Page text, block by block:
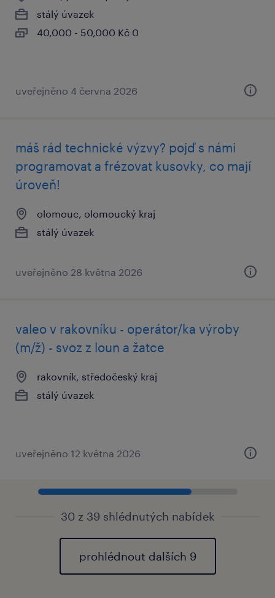
stálý úvazek
40,000 - 50,000 Kč 0
uveřejněno 4 června 2026
máš rád technické výzvy? pojď s námi
programovat a frézovat kusovky, co mají
úroveň!
olomouc, olomoucký kraj
stálý úvazek
uveřejněno 28 května 2026
valeo v rakovníku - operátor/ka výroby
(m/ž) - svoz z loun a žatce
rakovník, středočeský kraj
stálý úvazek
uveřejněno 12 května 2026
30 z 39 shlédnutých nabídek
prohlédnout dalších 9